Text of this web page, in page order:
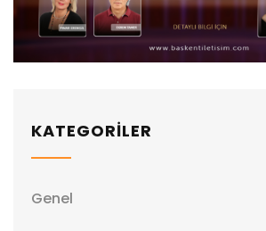
KATEGORİLER
Genel